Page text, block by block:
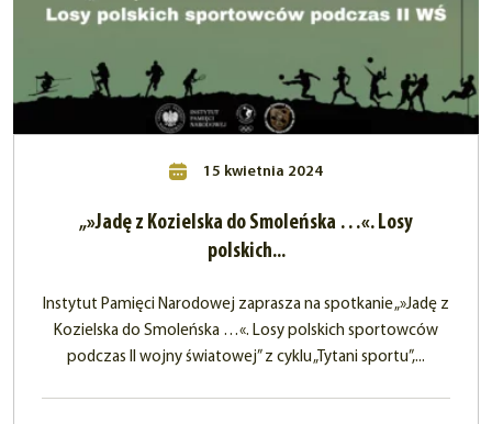
15 kwietnia 2024
„»Jadę z Kozielska do Smoleńska …«. Losy
polskich...
Instytut Pamięci Narodowej zaprasza na spotkanie „»Jadę z
Kozielska do Smoleńska …«. Losy polskich sportowców
podczas II wojny światowej” z cyklu „Tytani sportu”,...